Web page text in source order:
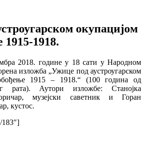
окупацијом
1915-1918.
2018. године у 18 сати у Народном
изложба „Ужице под аустроугарском
1915 – 1918.“ (100 година од
рата). Аутори изложбе: Станојка
музејски саветник и Горан
кустос.
183″]